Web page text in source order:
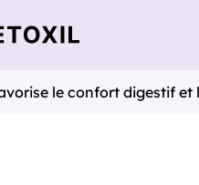
le confort digestif et